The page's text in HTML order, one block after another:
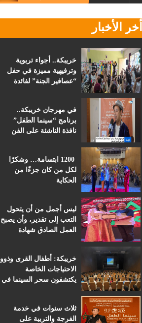
أخر الأخبار
خريبكة.. أجواء تربوية
وترفيهية مميزة في حفل
“عصافير الجنة” لفائدة
في مهرجان خريبكة..
برنامج “سينما الطفل”
نافذة الناشئة على الفن
1200 ابتسامة… وشكرًا
لكل من كان جزءًا من
الحكاية
ليس أجمل من أن يتحول
التعب إلى تقدير، وأن يصبح
العمل الصادق شهادة
خريبكة: أطفال القرى وذوو
الاحتياجات الخاصة
يكتشفون سحر السينما في
ثلاث سنوات في خدمة
الفرجة والتربية على